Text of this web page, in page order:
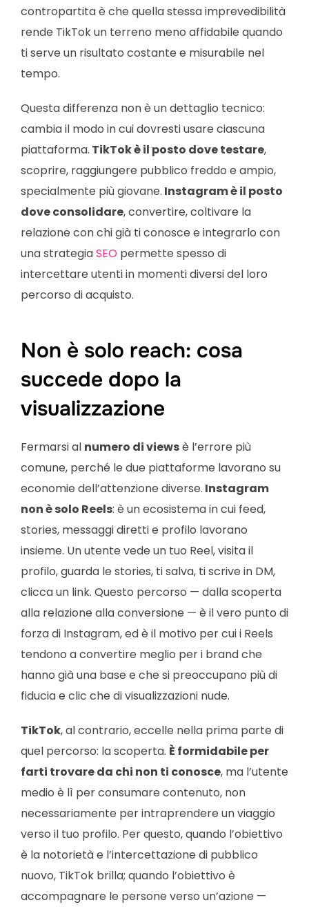
contropartita è che quella stessa imprevedibilità
rende TikTok un terreno meno affidabile quando
ti serve un risultato costante e misurabile nel
tempo.
Questa differenza non è un dettaglio tecnico:
cambia il modo in cui dovresti usare ciascuna
piattaforma. TikTok è il posto dove testare,
scoprire, raggiungere pubblico freddo e ampio,
specialmente più giovane. Instagram è il posto
dove consolidare, convertire, coltivare la
relazione con chi già ti conosce e integrarlo con
una strategiaSEO permette spesso di
intercettare utenti in momenti diversi del loro
percorso di acquisto.
Non è solo reach: cosa
succede dopo la
visualizzazione
Fermarsi al numero di viewsè l’errore più
comune, perché le due piattaforme lavorano su
economie dell’attenzione diverse. Instagram
non è solo Reels: è un ecosistema in cui feed,
stories, messaggi diretti e profilo lavorano
insieme. Un utente vede un tuo Reel, visita il
profilo, guarda le stories, ti salva, ti scrive in DM,
clicca un link. Questo percorso — dalla scoperta
alla relazione alla conversione — è il vero punto di
forza di Instagram, ed è il motivo per cui i Reels
tendono a convertire meglio per i brand che
hanno già una base e che si preoccupano più di
fiducia e clic che di visualizzazioni nude.
TikTok, al contrario, eccelle nella prima parte di
quel percorso: la scoperta. È formidabile per
farti trovare da chi non ti conosce, ma l’utente
medio è lì per consumare contenuto, non
necessariamente per intraprendere un viaggio
verso il tuo profilo. Per questo, quando l’obiettivo
è la notorietà e l’intercettazione di pubblico
nuovo, TikTok brilla; quando l’obiettivo è
accompagnare le persone verso un’azione —